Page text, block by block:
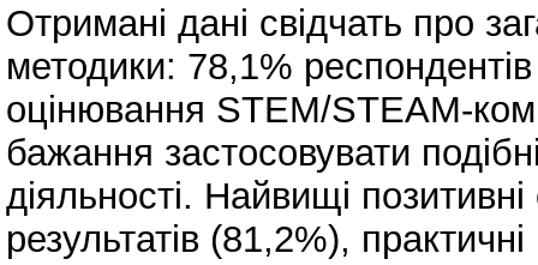
Отримані дані свідчать про
методики: 78,1%
оцінювання STEM/STEAM-
бажання застосовувати
діяльності. Найвищі
результатів (81,2%),